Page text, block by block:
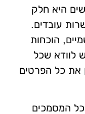
היא חלק
עובדים.
הוכחות
לוודא שכל
את כל הפרטים
המסמכים